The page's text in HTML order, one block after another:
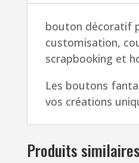
bouton décoratif
customisation,
scrapbooking et
Les boutons
vos créations
Produits similaires